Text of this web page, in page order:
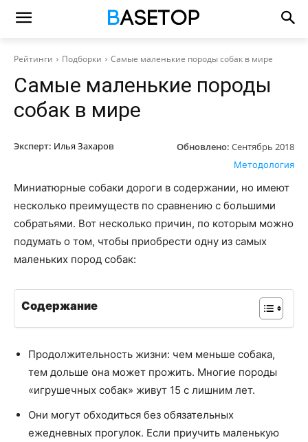
Рейтинги Подборки Самые маленькие породы собак в мире
Самые маленькие породы
собак в мире
Эксперт: Илья Захаров Обновлено: Сентябрь 2018
Методология
Миниатюрные собаки дороги в содержании, но имеют
несколько преимуществ по сравнению с большими
собратьями. Вот несколько причин, по которым можно
подумать о том, чтобы приобрести одну из самых
маленьких пород собак:
Содержание
Продолжительность жизни: чем меньше собака,
тем дольше она может прожить. Многие породы
«игрушечных собак» живут 15 с лишним лет.
Они могут обходиться без обязательных
ежедневных прогулок. Если приучить маленькую